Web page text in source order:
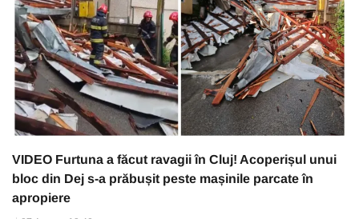
VIDEO Furtuna a făcut ravagii în Cluj! Acoperișul unui
bloc din Dej s-a prăbușit peste mașinile parcate în
apropiere